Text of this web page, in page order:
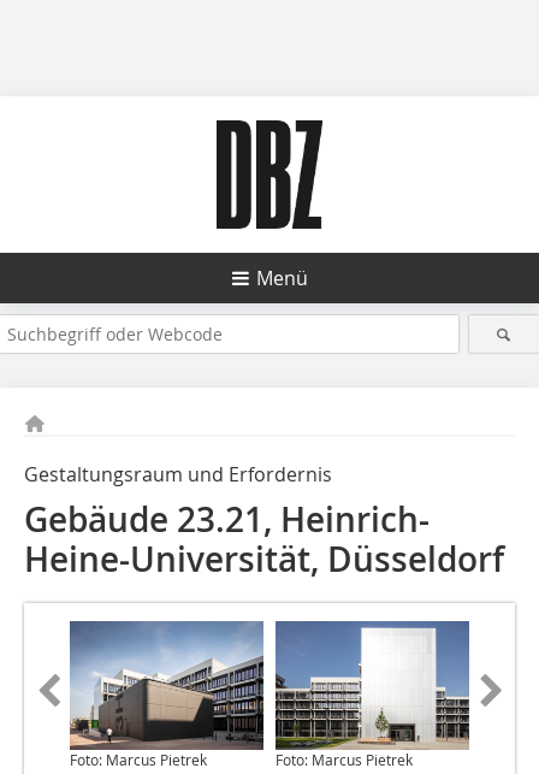
Menü
Gestaltungsraum und ­Erfordernis
Gebäude 23.21, Heinrich-
Heine-Universität, Düsseldorf
Foto: Marcus Pietrek Foto: Marcus Pietrek